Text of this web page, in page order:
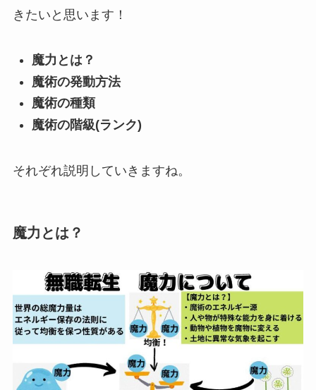
きたいと思います！
魔力とは？
魔術の発動方法
魔術の種類
魔術の階級(ランク)
それぞれ説明していきますね。
魔力とは？